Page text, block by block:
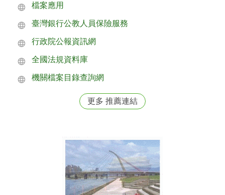
檔案應用
臺灣銀行公教人員保險服務
行政院公報資訊網
全國法規資料庫
機關檔案目錄查詢網
更多 推薦連結